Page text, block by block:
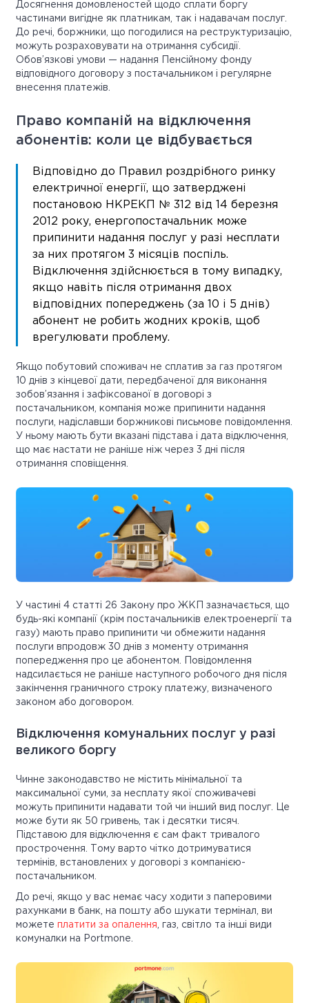
Досягнення домовленостей щодо сплати боргу
частинами вигідне як платникам, так і надавачам послуг.
До речі, боржники, що погодилися на реструктуризацію,
можуть розраховувати на отримання субсидії.
Обов’язкові умови — надання Пенсійному фонду
відповідного договору з постачальником і регулярне
внесення платежів.
Право компаній на відключення
абонентів: коли це відбувається
Відповідно до Правил роздрібного ринку
електричної енергії, що затверджені
постановою НКРЕКП № 312 від 14 березня
2012 року, енергопостачальник може
припинити надання послуг у разі несплати
за них протягом 3 місяців поспіль.
Відключення здійснюється в тому випадку,
якщо навіть після отримання двох
відповідних попереджень (за 10 і 5 днів)
абонент не робить жодних кроків, щоб
врегулювати проблему.
Якщо побутовий споживач не сплатив за газ протягом
10 днів з кінцевої дати, передбаченої для виконання
зобов’язання і зафіксованої в договорі з
постачальником, компанія може припинити надання
послуги, надіславши боржникові письмове повідомлення.
У ньому мають бути вказані підстава і дата відключення,
що має настати не раніше ніж через 3 дні після
отримання сповіщення.
У частині 4 статті 26 Закону про ЖКП зазначається, що
будь-які компанії (крім постачальників електроенергії та
газу) мають право припинити чи обмежити надання
послуги впродовж 30 днів з моменту отримання
попередження про це абонентом. Повідомлення
надсилається не раніше наступного робочого дня після
закінчення граничного строку платежу, визначеного
законом або договором.
Відключення комунальних послуг у разі
великого боргу
Чинне законодавство не містить мінімальної та
максимальної суми, за несплату якої споживачеві
можуть припинити надавати той чи інший вид послуг. Це
може бути як 50 гривень, так і десятки тисяч.
Підставою для відключення є сам факт тривалого
прострочення. Тому варто чітко дотримуватися
термінів, встановлених у договорі з компанією-
постачальником.
До речі, якщо у вас немає часу ходити з паперовими
рахунками в банк, на пошту або шукати термінал, ви
можете платити за опалення , газ, світло та інші види
комуналки на Portmone.